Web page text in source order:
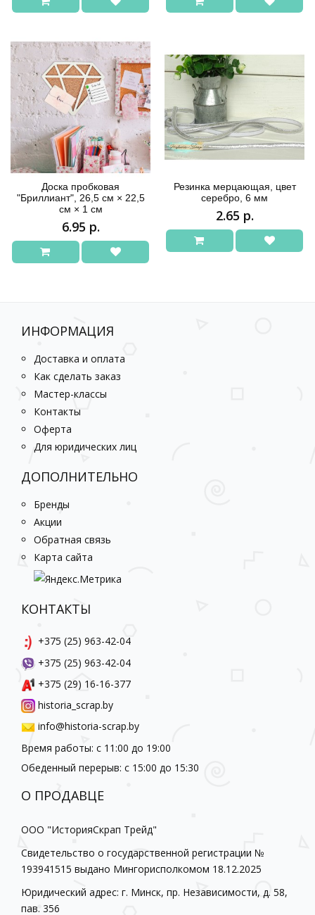
Доска пробковая
"Бриллиант", 26,5 см × 22,5
см × 1 см
6.95 р.
Резинка мерцающая, цвет
серебро, 6 мм
2.65 р.
ИНФОРМАЦИЯ
Доставка и оплата
Как сделать заказ
Мастер-классы
Контакты
Оферта
Для юридических лиц
ДОПОЛНИТЕЛЬНО
Бренды
Акции
Обратная связь
Карта сайта
КОНТАКТЫ
+375 (25) 963-42-04
+375 (25) 963-42-04
+375 (29) 16-16-377
historia_scrap.by
info@historia-scrap.by
Время работы: с 11:00 до 19:00
Обеденный перерыв: с 15:00 до 15:30
О ПРОДАВЦЕ
ООО "ИсторияСкрап Трейд"
Свидетельство о государственной регистрации №
193941515 выдано Мингорисполкомом 18.12.2025
Юридический адрес: г. Минск, пр. Независимости, д. 58,
пав. 356